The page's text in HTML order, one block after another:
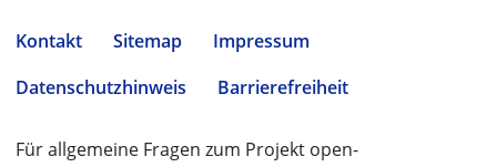
Kontakt Sitemap
Impressum
Datenschutzhinweis
Barrierefreiheit
Für allgemeine Fragen zum Projekt open-